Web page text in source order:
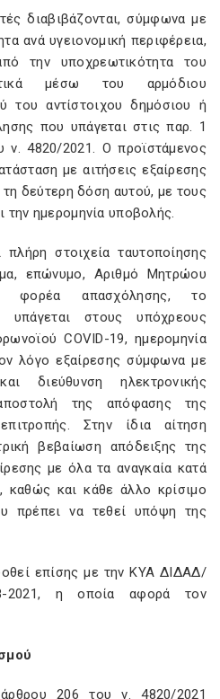
διαβιβάζονται, σύμφωνα με
ανά υγειονομική περιφέρεια,
την υποχρεωτικότητα του
μέσω του αρμόδιου
του αντίστοιχου δημόσιου ή
που υπάγεται στις παρ. 1
ν. 4820/2021. Ο προϊστάμενος
με αιτήσεις εξαίρεσης
δεύτερη δόση αυτού, με τους
ημερομηνία υποβολής.
στοιχεία ταυτοποίησης
επώνυμο, Αριθμό Μητρώου
φορέα απασχόλησης, το
στους υπόχρεους
COVID-19, ημερομηνία
λόγο εξαίρεσης σύμφωνα με
ηλεκτρονικής
της απόφασης της
Στην ίδια αίτηση
βεβαίωση απόδειξης της
με όλα τα αναγκαία κατά
καθώς και κάθε άλλο κρίσιμο
πρέπει να τεθεί υπόψη της
επίσης με την ΚΥΑ ΔΙΔΑΔ/
8-2021, η οποία αφορά τον
206 του ν. 4820/2021